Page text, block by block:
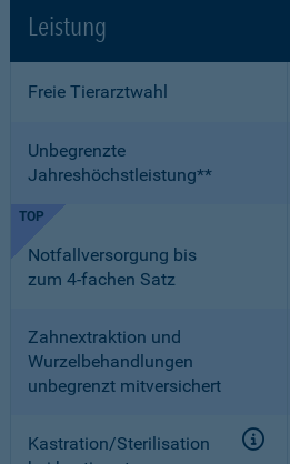
Leistung
Freie Tierarztwahl
Unbegrenzte
Jahreshöchstleistung**
Notfallversorgung bis
zum 4-fachen Satz
TOP
Zahnextraktion und
Wurzelbehandlungen
unbegrenzt mitversichert
Kastration/Sterilisation